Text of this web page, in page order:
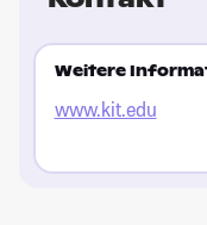
Weitere
www.kit.edu